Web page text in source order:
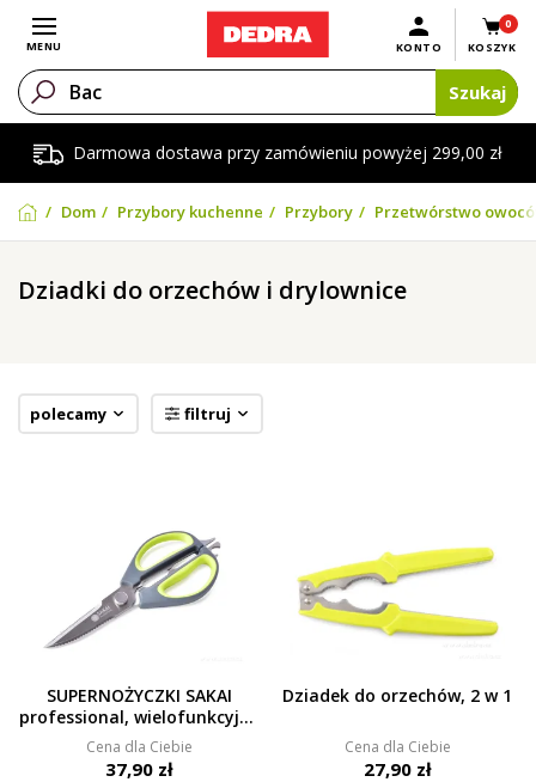
Darmowa dostawa przy zamówieniu powyżej 299,00 zł
Otwórz menu
MENU
0
KOSZYK
KONTO
Szukaj
Dom Przybory kuchenne Przybory Przetwórstwo
Dziadki do orzechów i drylownice
polecamy filtruj
SUPERNOŻYCZKI SAKAI
professional, wielofunkcyjne
nożyczki z wysokiej jakości
stali nierdzewnej
Cena dla Ciebie
37,90 zł
Dziadek do orzechów, 2 w 1
Cena dla Ciebie
27,90 zł